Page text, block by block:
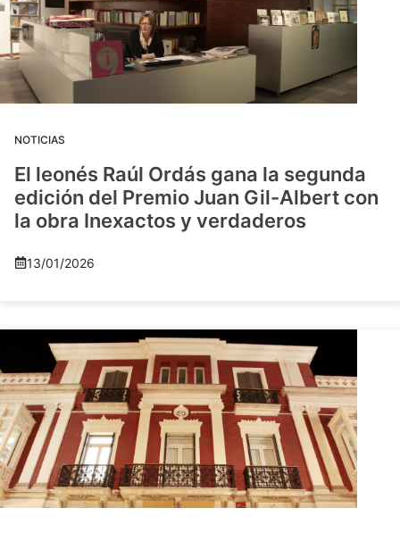
NOTICIAS
El leonés Raúl Ordás gana la segunda
edición del Premio Juan Gil-Albert con
la obra Inexactos y verdaderos
13/01/2026